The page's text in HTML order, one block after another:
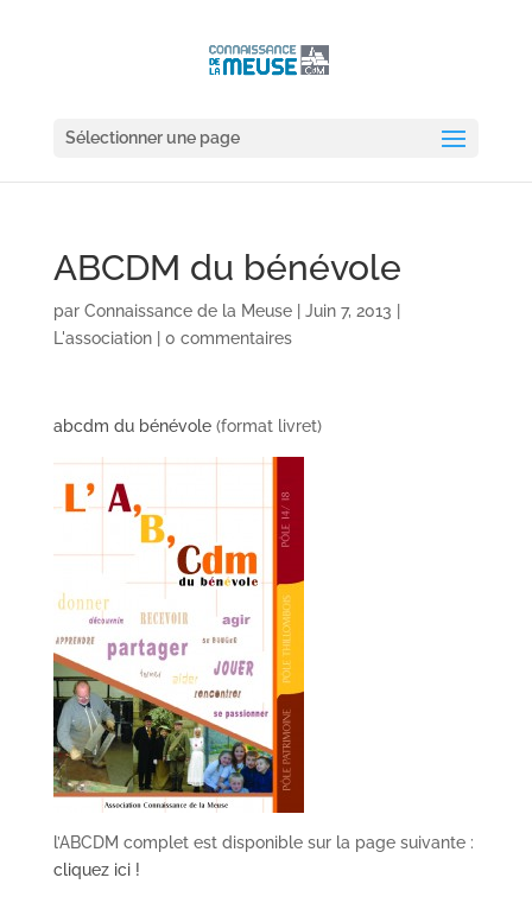
Sélectionner une page
ABCDM du bénévole
par Connaissance de la Meuse| Juin 7, 2013
L'association| 0 commentaires
abcdm du bénévole(format livret)
l’ABCDM complet est disponible sur la page suivante :
cliquez ici !